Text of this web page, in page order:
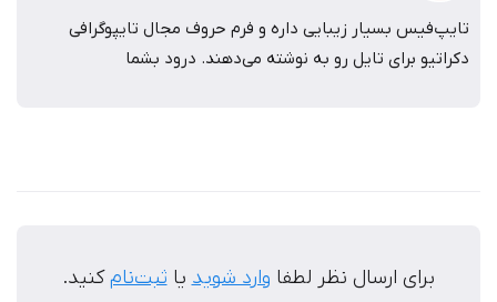
تایپ‌فیس بسیار زیبایی داره و فرم حروف مجال تایپوگرافی
دکراتیو برای تایل رو به نوشته می‌دهند. درود بشما
برای ارسال نظر لطفا وارد شویدیاثبت‌نامکنید.